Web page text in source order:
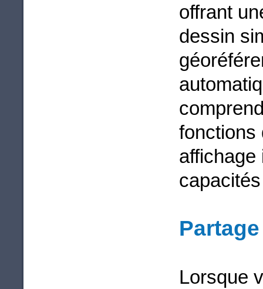
offrant
dessin
fonctions
affichage
Lorsque